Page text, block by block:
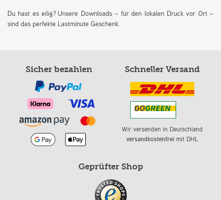
Du hast es eilig? Unsere Downloads – für den lokalen Druck vor Ort –
sind das perfekte Lastminute Geschenk.
Sicher bezahlen Schneller Versand
Wir versenden in Deutschland
versandkostenfreimit DHL
Geprüfter Shop